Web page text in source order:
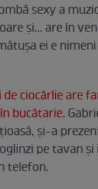
sexy a
şi... are în
ei e
ciocârlie are
bucătarie.
şi-a
pe tavan
telefon.